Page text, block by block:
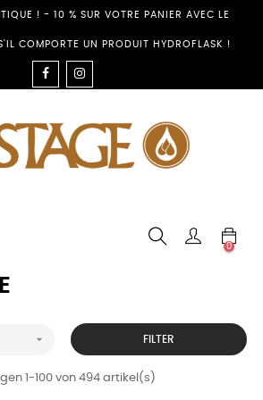
! - 10 % SUR VOTRE PANIER AVEC LE
COMPORTE UN PRODUIT HYDROFLASK !
FACEBOOK
0
 FILTER
1-100 von 494 artikel(s)